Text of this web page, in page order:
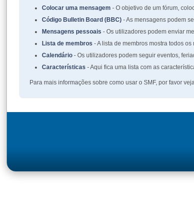
Colocar uma mensagem - O objetivo de um fórum,
Código Bulletin Board (BBC) - As mensagens podem
Mensagens pessoais - Os utilizadores podem enviar
Lista de membros - A lista de membros mostra todos
Calendário - Os utilizadores podem seguir eventos,
Características - Aqui fica uma lista com as
Para mais informações sobre como usar o SMF, por favor